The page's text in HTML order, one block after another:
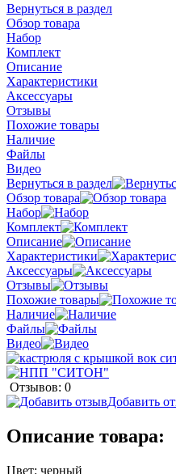
Вернуться в раздел
Обзор товара
Набор
Комплект
Описание
Характеристики
Аксессуары
Отзывы
Похожие товары
Наличие
Файлы
Видео
Вернуться в раздел
Обзор товара
Набор
Комплект
Описание
Характеристики
Аксессуары
Отзывы
Похожие товары
Наличие
Файлы
Видео
Отзывов: 0
Добавить
Описание товара:
Цвет: черный